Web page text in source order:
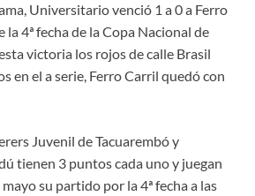
Universitario venció 1 a 0 a Ferro
la 4ª fecha de la Copa Nacional de
victoria los rojos de calle Brasil
en el a serie, Ferro Carril quedó con
Juvenil de Tacuarembó y
tienen 3 puntos cada uno y juegan
su partido por la 4ª fecha a las